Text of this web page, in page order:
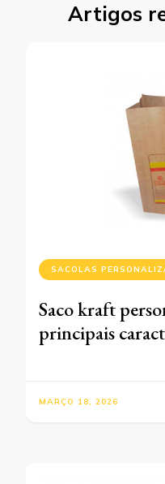
Artigos
SACOLAS
Saco kraft
principais
MARÇO 18, 2026